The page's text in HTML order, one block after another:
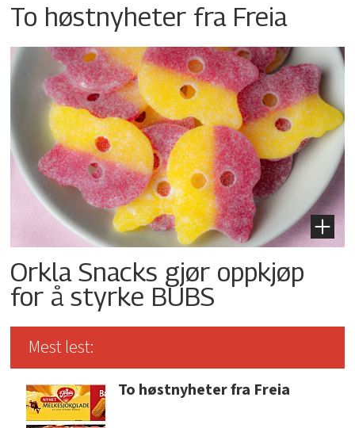
To høstnyheter fra Freia
Orkla Snacks gjør oppkjøp
for å styrke BUBS
Mest lest:
To høstnyheter fra Freia